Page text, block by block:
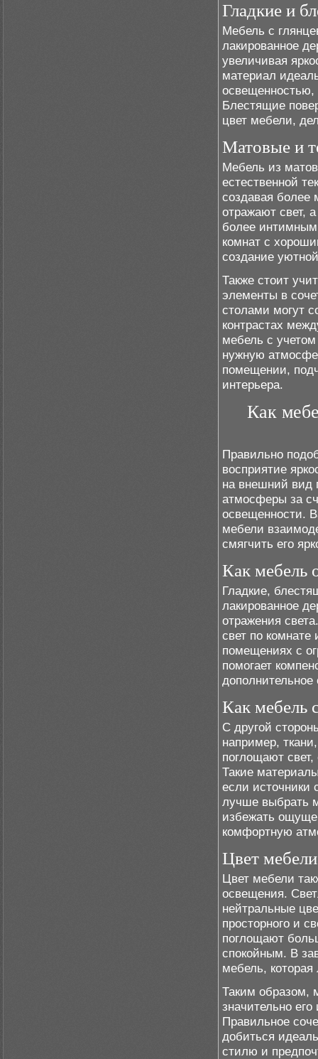
Гладкие и
Мебель с
лакированное
увеличивая
материал
освещенностью,
Блестящие
цвет мебели,
Матовые и
Мебель из
естественной
создавая
отражают свет,
более
комнат с
создание
Также стоит
элементы в
столами могут
контрастах
мебель с
нужную
помещении,
интерьера.
Как
Правильно
восприятие
на внешний вид
атмосферы за
освещенности.
мебели
смягчить его
Как мебель
Гладкие,
лакированное
отражения
свет по комнате
помещениях с
помогает
дополнительное
Как мебель
С другой
например,
поглощают
Такие
если источники
лучше выбрать
избежать
комфортную
Цвет
Цвет мебели
освещения.
нейтральные
просторного и
поглощают
спокойным. В
мебель,
Таким образом,
значительно
Правильное
добиться
стилю и